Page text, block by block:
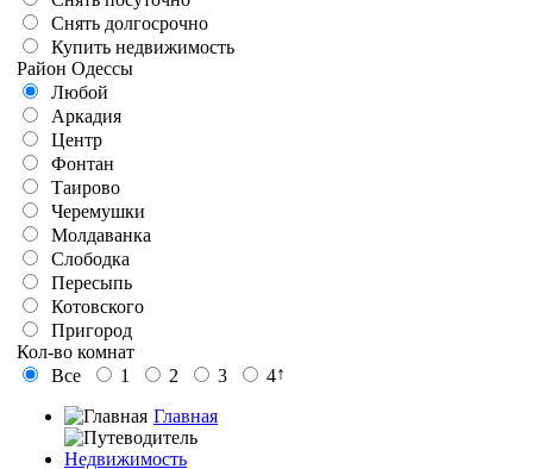
Снять долгосрочно
Купить недвижимость
Район Одессы
Любой
Аркадия
Центр
Фонтан
Таирово
Черемушки
Молдаванка
Слободка
Пересыпь
Котовского
Пригород
Кол-во комнат
Все
1 2 3 4↑
Главная
Недвижимость